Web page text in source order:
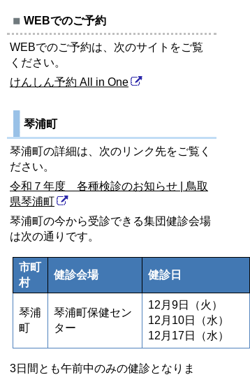
WEBでのご予約
WEBでのご予約は、次のサイトをご覧
ください。
けんしん予約 All in One
琴浦町
琴浦町の詳細は、次のリンク先をご覧く
ださい。
令和７年度 各種検診のお知らせ | 鳥取
県琴浦町
琴浦町の今から受診できる集団健診会場
は次の通りです。
市町
村
健診会場 健診日
琴浦
町
琴浦町保健セン
ター
12月9日（火）
12月10日（水）
12月17日（水）
3日間とも午前中のみの健診となりま